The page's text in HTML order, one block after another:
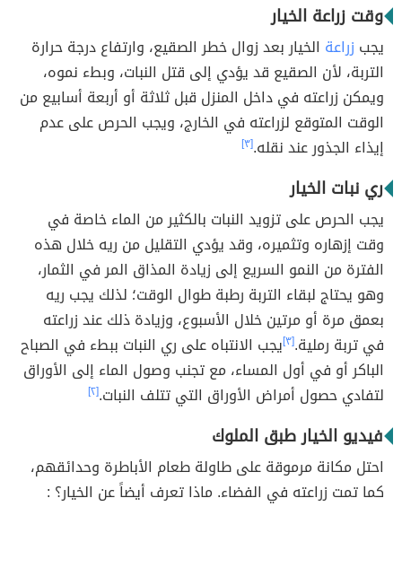
وقت زراعة الخيار
يجب زراعة الخيار بعد زوال خطر الصقيع، وارتفاع درجة حرارة
التربة، لأن الصقيع قد يؤدي إلى قتل النبات، وبطء نموه،
ويمكن زراعته في داخل المنزل قبل ثلاثة أو أربعة أسابيع من
الوقت المتوقع لزراعته في الخارج، ويجب الحرص على عدم
إيذاء الجذور عند نقله.[٣]
ري نبات الخيار
يجب الحرص على تزويد النبات بالكثير من الماء خاصة في
وقت إزهاره وتثميره، وقد يؤدي التقليل من ريه خلال هذه
الفترة من النمو السريع إلى زيادة المذاق المر في الثمار،
وهو يحتاج لبقاء التربة رطبة طوال الوقت؛ لذلك يجب ريه
بعمق مرة أو مرتين خلال الأسبوع، وزيادة ذلك عند زراعته
في تربة رملية.[٣] يجب الانتباه على ري النبات ببطء في الصباح
الباكر أو في أول المساء، مع تجنب وصول الماء إلى الأوراق
لتفادي حصول أمراض الأوراق التي تتلف النبات.[٢]
فيديو الخيار طبق الملوك
احتل مكانة مرموقة على طاولة طعام الأباطرة وحدائقهم،
كما تمت زراعته في الفضاء. ماذا تعرف أيضاً عن الخيار؟ :